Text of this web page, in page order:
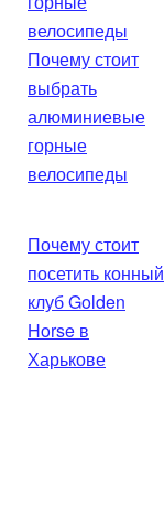
Почему стоит
выбрать
алюминиевые
горные
велосипеды
Почему стоит
посетить конный
клуб Golden
Horse в
Харькове